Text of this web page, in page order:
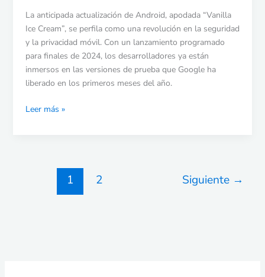
La anticipada actualización de Android, apodada “Vanilla
Ice Cream”, se perfila como una revolución en la seguridad
y la privacidad móvil. Con un lanzamiento programado
para finales de 2024, los desarrolladores ya están
inmersos en las versiones de prueba que Google ha
liberado en los primeros meses del año.
apps
de
Marshmallow
Leer más »
1 2 Siguiente →